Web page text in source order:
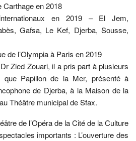
Carthage en 2018
en 2019 – El Jem,
Gafsa, Le Kef, Djerba, Sousse,
de l’Olympia à Paris en 2019
Zied Zouari, il a pris part à plusieurs
Papillon de la Mer, présenté à
de Djerba, à la Maison de la
Théâtre municipal de Sfax.
de l’Opéra de la Cité de la Culture
importants : L’ouverture des